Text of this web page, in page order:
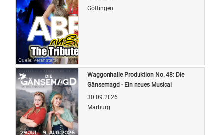
Quelle: Veranstalter
Göttingen
Waggonhalle Produktion No. 48: Die
Gänsemagd - Ein neues Musical
30.09.2026
Marburg